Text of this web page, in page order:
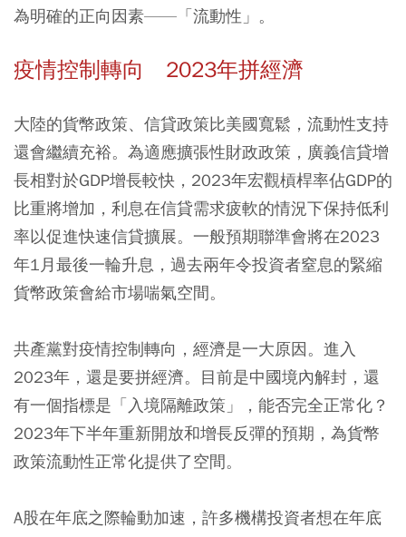
為明確的正向因素——「流動性」。
疫情控制轉向 2023年拼經濟
大陸的貨幣政策、信貸政策比美國寬鬆，流動性支持
還會繼續充裕。為適應擴張性財政政策，廣義信貸增
長相對於GDP增長較快，2023年宏觀槓桿率佔GDP的
比重將增加，利息在信貸需求疲軟的情況下保持低利
率以促進快速信貸擴展。一般預期聯準會將在2023
年1月最後一輪升息，過去兩年令投資者窒息的緊縮
貨幣政策會給市場喘氣空間。
共產黨對疫情控制轉向，經濟是一大原因。進入
2023年，還是要拼經濟。目前是中國境內解封，還
有一個指標是「入境隔離政策」，能否完全正常化？
2023年下半年重新開放和增長反彈的預期，為貨幣
政策流動性正常化提供了空間。
A股在年底之際輪動加速，許多機構投資者想在年底